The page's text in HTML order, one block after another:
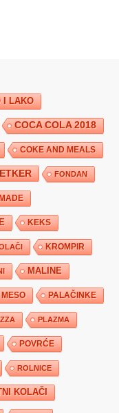
I LAKO
COCA COLA 2018
COKE AND MEALS
FONDAN
KEKS
KROMPIR
MALINE
PALAČINKE
PLAZMA
POVRĆE
ROLNICE
KOLAČI